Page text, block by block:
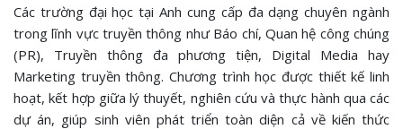
Các trường đại học tại Anh cung cấp đa dạng chuyên ngành
trong lĩnh vực truyền thông như Báo chí, Quan hệ công chúng
(PR), Truyền thông đa phương tiện, Digital Media hay
Marketing truyền thông. Chương trình học được thiết kế linh
hoạt, kết hợp giữa lý thuyết, nghiên cứu và thực hành qua các
dự án, giúp sinh viên phát triển toàn diện cả về kiến thức